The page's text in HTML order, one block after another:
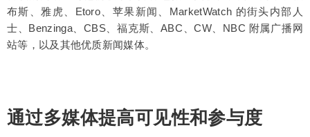
布斯、雅虎、Etoro、苹果新闻、MarketWatch 的街头内部人
士、Benzinga、CBS、福克斯、ABC、CW、NBC 附属广播网
站等，以及其他优质新闻媒体。
通过多媒体提高可见性和参与度